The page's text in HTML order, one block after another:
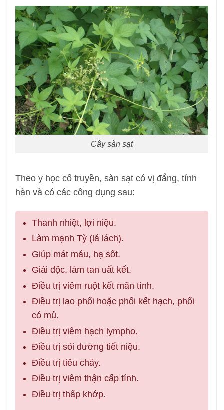
Cây sàn sạt
Theo y học cổ truyền, sàn sạt có vị đắng, tính
hàn và có các công dụng sau:
Thanh nhiệt, lợi niệu.
Làm mạnh Tỳ (lá lách).
Giúp mát máu, hạ sốt.
Giải độc, làm tan uất kết.
Điều trị viêm ruột kết mãn tính.
Điều trị lao phổi hoặc phổi kết hạch, phổi
có mủ.
Điều trị viêm hạch lympho.
Điều trị sỏi đường tiết niệu.
Điều trị tiêu chảy.
Điều trị viêm thận cấp tính.
Điều trị thấp khớp.